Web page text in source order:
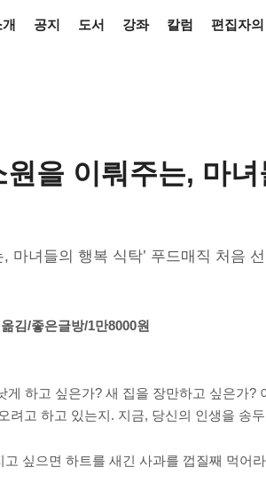
공지 도서 강좌 칼럼 편집자
을 이뤄주는, 마
녀들의 행복 식탁’ 푸드매직 처음
김/좋은글방/1만8000원
하고 싶은가? 새 집을 장만하고 싶은가?
고 하고 있는지. 지금, 당신의 인생을 송
싶으면 하트를 새긴 사과를 껍질째 먹어